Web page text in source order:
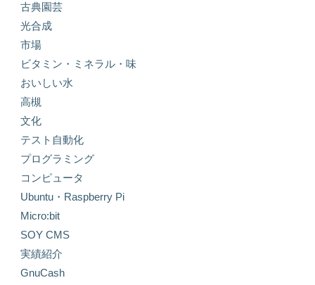
古典園芸
光合成
市場
ビタミン・ミネラル・味
おいしい水
高槻
文化
テスト自動化
プログラミング
コンピュータ
Ubuntu・Raspberry Pi
Micro:bit
SOY CMS
実績紹介
GnuCash